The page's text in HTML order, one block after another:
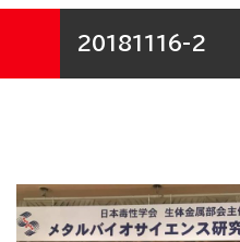
20181116-2